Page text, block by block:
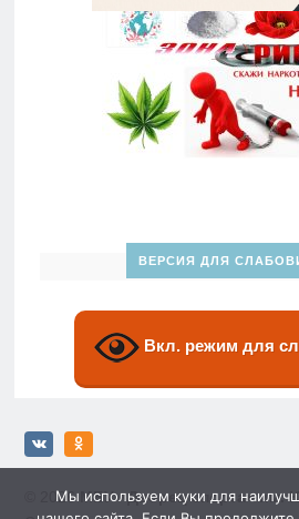
ВЕРСИЯ ДЛЯ
Вкл. режим для
© 2026 МБУ «Дворец спорта» им.
Мы используем куки для